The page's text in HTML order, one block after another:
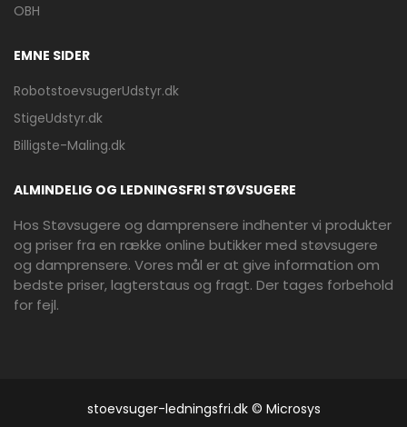
OBH
EMNE SIDER
RobotstoevsugerUdstyr.dk
StigeUdstyr.dk
Billigste-Maling.dk
ALMINDELIG OG LEDNINGSFRI STØVSUGERE
Hos Støvsugere og damprensere indhenter vi produkter
og priser fra en række online butikker med støvsugere
og damprensere. Vores mål er at give information om
bedste priser, lagterstaus og fragt. Der tages forbehold
for fejl.
stoevsuger-ledningsfri.dk © Microsys